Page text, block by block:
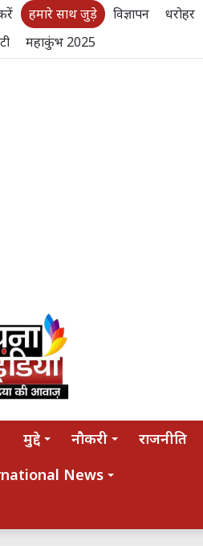
हमारे साथ जुड़े विज्ञापन धरोहर
महाकुंभ 2025
मुद्दे नौकरी राजनीति
News